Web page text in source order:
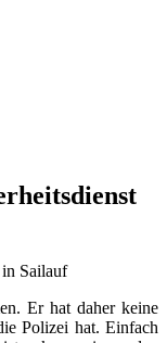
Er hat daher keine
Polizei hat. Einfach